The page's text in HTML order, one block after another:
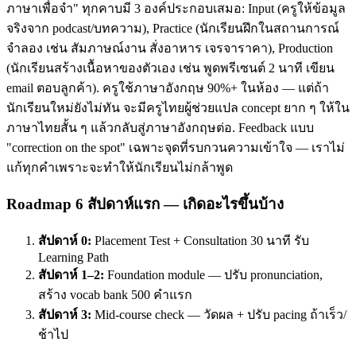
ภาษาเพื่อจำ" ทุกคาบมี 3 องค์ประกอบเสมอ: Input (ครูให้ข้อมูล
จริงจาก podcast/บทความ), Practice (นักเรียนฝึกในสถานการณ์
จำลอง เช่น สัมภาษณ์งาน สั่งอาหาร เจรจาราคา), Production
(นักเรียนสร้างเนื้อหาของตัวเอง เช่น พูดพรีเซนต์ 2 นาที เขียน
email ตอบลูกค้า). ครูใช้ภาษาอังกฤษ 90%+ ในห้อง — แต่ถ้า
นักเรียนใหม่ยังไม่ทัน จะมีครูไทยผู้ช่วยแปล concept ยาก ๆ ให้ใน
ภาษาไทยสั้น ๆ แล้วกลับสู่ภาษาอังกฤษต่อ. Feedback แบบ
"correction on the spot" เฉพาะจุดที่รบกวนความเข้าใจ — เราไม่
แก้ทุกคำเพราะจะทำให้นักเรียนไม่กล้าพูด
Roadmap 6 สัปดาห์แรก — เกิดอะไรขึ้นบ้าง
สัปดาห์ 0: Placement Test + Consultation 30 นาที รับ
Learning Path
สัปดาห์ 1–2: Foundation module — ปรับ pronunciation,
สร้าง vocab bank 500 คำแรก
สัปดาห์ 3: Mid-course check — วัดผล + ปรับ pacing ถ้าเร็ว/
ช้าไป